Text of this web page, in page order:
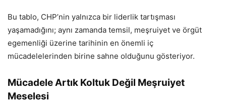
Bu tablo, CHP’nin yalnızca bir liderlik tartışması
yaşamadığını; aynı zamanda temsil, meşruiyet ve örgüt
egemenliği üzerine tarihinin en önemli iç
mücadelelerinden birine sahne olduğunu gösteriyor.
Mücadele Artık Koltuk Değil Meşruiyet
Meselesi